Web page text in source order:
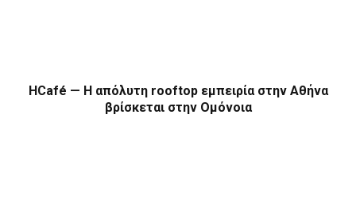
HCafé — Η απόλυτη rooftop εμπειρία στην Αθήνα
βρίσκεται στην Ομόνοια